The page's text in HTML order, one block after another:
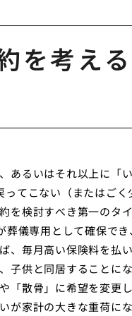
を考え
あるいはそれ以上に「
てこない（またはご
を検討すべき第一のタ
葬儀専用として確保で
、毎月高い保険料を払
子供と同居することに
「散骨」に希望を変更
が家計の大きな重荷に